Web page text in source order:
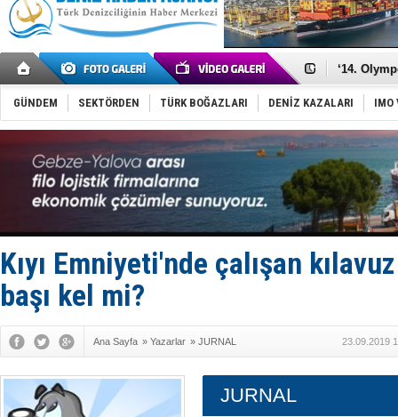
Denizcilik
‘14.
Taksi
TÜRKLİM
SOCAR da
D-Marin,
Van’da
TAYK -
GÜNDEM SEKTÖRDEN TÜRK BOĞAZLARI DENİZ KAZALARI IMO
Kıyı Emniyeti'nde çalışan
başı kel mi?
Ana Sayfa » Yazarlar » JURNAL 23.09.2019
JURNAL